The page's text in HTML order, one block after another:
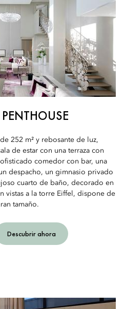
252 m² y rebosante de luz,
de estar con una terraza con
comedor con bar, una
despacho, un gimnasio privado
cuarto de baño, decorado en
vistas a la torre Eiffel, dispone de
tamaño.
Descubrir ahora